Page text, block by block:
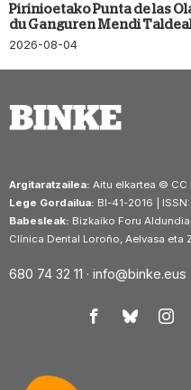
Pirinioetako Punta de las
du Ganguren Mendi
2026-08-04
Argitaratzailea: Aitu elkartea © CC
Lege Gordailua: BI-41-2016 |
Babesleak: Bizkaiko Foru
Clínica Dental Loroño, Aelvasa eta
680 74 32 11 · info@binke.eus